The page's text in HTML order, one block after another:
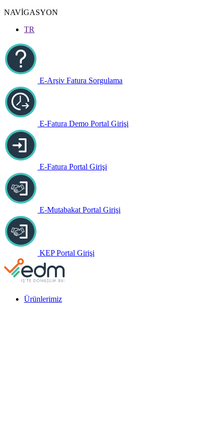
NAVİGASYON
TR
E-Arşiv Fatura Sorgulama
E-Fatura Demo Portal Girişi
E-Fatura Portal Girişi
E-Mutabakat Portal Girişi
KEP Portal Girişi
Ürünlerimiz